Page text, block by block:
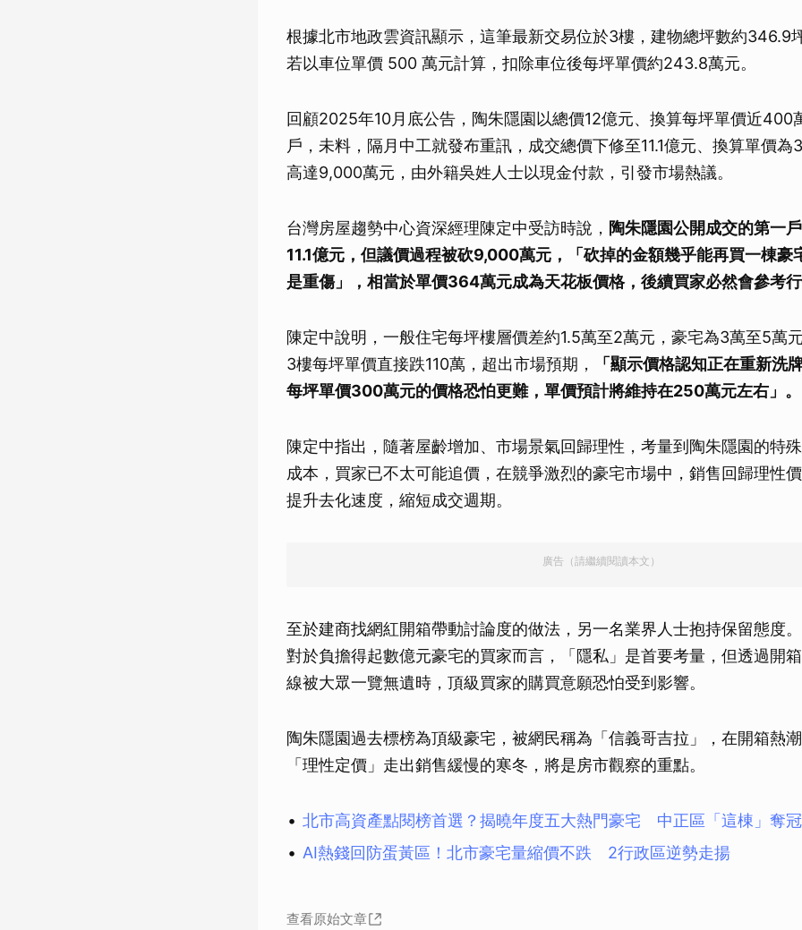
根據北市地政雲資訊顯示，這筆最新交易位於3樓，建物總坪數約346.9
若以車位單價 500 萬元計算，扣除車位後每坪單價約243.8萬元。
回顧2025年10月底公告，陶朱隱園以總價12億元、換算每坪單價近400
戶，未料，隔月中工就發布重訊，成交總價下修至11.1億元、換算單價
高達9,000萬元，由外籍吳姓人士以現金付款，引發市場熱議。
台灣房屋趨勢中心資深經理陳定中受訪時說， 陶朱隱園公開成交的第一
11.1億元，但議價過程被砍9,000萬元，「砍掉的金額幾乎能再買一棟豪
是重傷」，相當於單價364萬元成為天花板價格，後續買家必然會參考
陳定中說明，一般住宅每坪樓層價差約1.5萬至2萬元，豪宅為3萬至5萬
3樓每坪單價直接跌110萬，超出市場預期，
「顯示價格認知正在重新洗
每坪單價300萬元的價格恐怕更難，單價預計將維持在250萬元左右」。
陳定中指出，隨著屋齡增加、市場景氣回歸理性，考量到陶朱隱園的特
成本，買家已不太可能追價，在競爭激烈的豪宅市場中，銷售回歸理性
提升去化速度，縮短成交週期。
廣告（請繼續閱讀本文）
至於建商找網紅開箱帶動討論度的做法，另一名業界人士抱持保留態度
對於負擔得起數億元豪宅的買家而言，「隱私」是首要考量，但透過開
線被大眾一覽無遺時，頂級買家的購買意願恐怕受到影響。
陶朱隱園過去標榜為頂級豪宅，被網民稱為「信義哥吉拉」，在開箱熱
「理性定價」走出銷售緩慢的寒冬，將是房市觀察的重點。
北市高資產點閱榜首選？揭曉年度五大熱門豪宅 中正區「這棟」奪冠
AI熱錢回防蛋黃區！北市豪宅量縮價不跌 2行政區逆勢走揚
查看原始文章